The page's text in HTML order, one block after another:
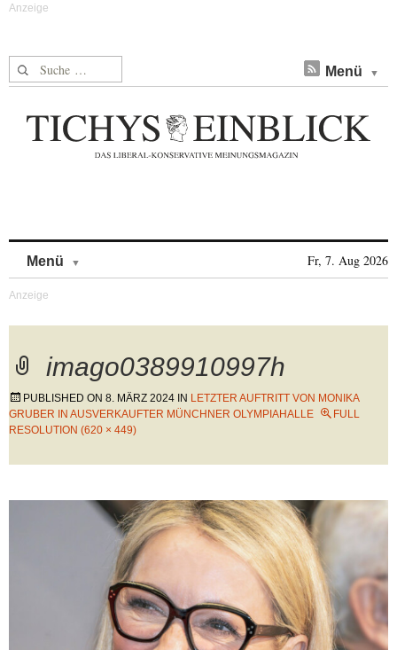
Suche nach: Menü
Menü Fr, 7. Aug 2026
imago0389910997h
PUBLISHED ON 8. MÄRZ 2024 IN LETZTER AUFTRITT VON MONIKA
GRUBER IN AUSVERKAUFTER MÜNCHNER OLYMPIAHALLE
FULL
RESOLUTION (620 × 449)